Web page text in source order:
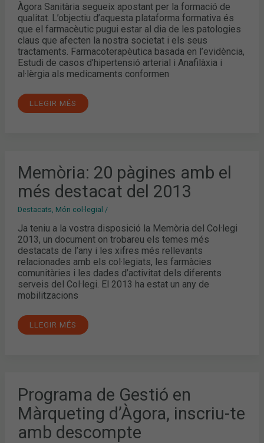
Àgora Sanitària segueix apostant per la formació de
qualitat. L’objectiu d’aquesta plataforma formativa és
que el farmacèutic pugui estar al dia de les patologies
claus que afecten la nostra societat i els seus
tractaments. Farmacoterapèutica basada en l’evidència,
Estudi de casos d’hipertensió arterial i Anafilàxia i
al·lèrgia als medicaments conformen
LLEGIR MÉS
Memòria: 20 pàgines amb el
més destacat del 2013
Destacats, Món col·legial /
Ja teniu a la vostra disposició la Memòria del Col·legi
2013, un document on trobareu els temes més
destacats de l’any i les xifres més rellevants
relacionades amb els col·legiats, les farmàcies
comunitàries i les dades d’activitat dels diferents
serveis del Col·legi. El 2013 ha estat un any de
mobilitzacions
MEMÒRIA:
20
PÀGINES
AMB
EL
MÉS
DESTACAT
2013
LLEGIR MÉS
Programa de Gestió en
Màrqueting d’Àgora, inscriu-te
amb descompte
DE
GESTIÓ
EN
MÀRQUETING
D’ÀGORA,
INSCRIU-